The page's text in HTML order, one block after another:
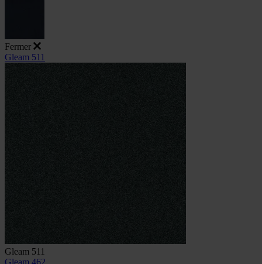
Fermer
Gleam 511
Gleam 511
Gleam 462